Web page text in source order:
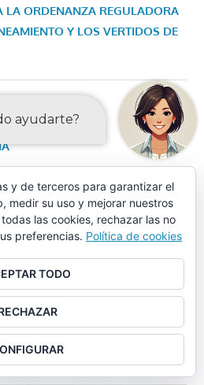
LA ORDENANZA REGULADORA
Y LOS VERTIDOS DE
2024
INICIAL
DEFINITIVA
y de terceros para garantizar el
medir su uso y mejorar nuestros
las cookies, rechazar las no
preferencias. Política de cookies
TODO